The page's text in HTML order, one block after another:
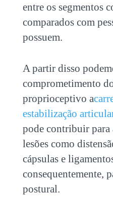
entre os segmentos
comparados com
possuem.
A partir disso
comprometimento
proprioceptivo a
estabilização
pode contribuir para
lesões como
cápsulas e
consequentemente,
postural.